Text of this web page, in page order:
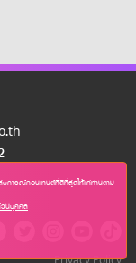
การณ์คอนเทนต์ที่ดีที่สุดให้แก่ท่านตาม
วนบุคคล